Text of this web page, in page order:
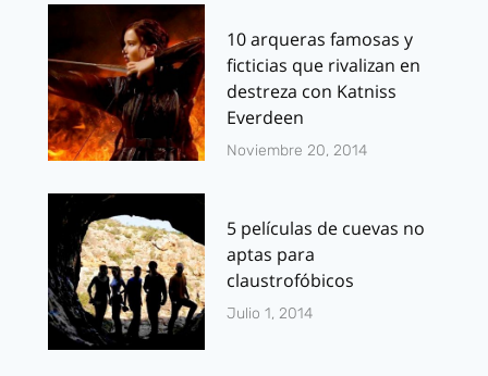
10 arqueras famosas y
ficticias que rivalizan en
destreza con Katniss
Everdeen
Noviembre 20, 2014
5 películas de cuevas no
aptas para
claustrofóbicos
Julio 1, 2014